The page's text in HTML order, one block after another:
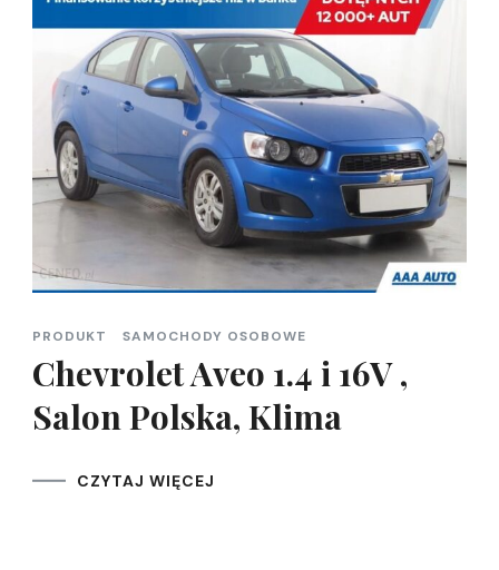
PRODUKT SAMOCHODY OSOBOWE
Chevrolet Aveo 1.4 i 16V ,
Salon Polska, Klima
CZYTAJ WIĘCEJ